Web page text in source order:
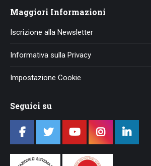
Maggiori Informazioni
Iscrizione alla Newsletter
Informativa sulla Privacy
Impostazione Cookie
Seguici su